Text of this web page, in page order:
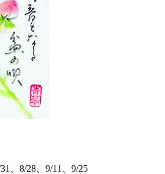
、8/28、9/11、9/25